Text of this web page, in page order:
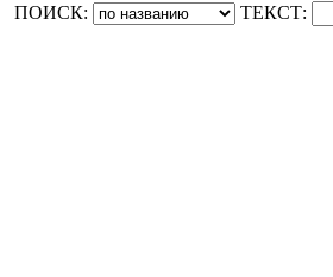
ПОИСК: ТЕКСТ: